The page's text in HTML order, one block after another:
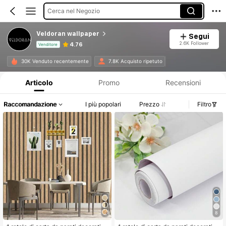
Cerca nel Negozio
Veldoran wallpaper
Venditore 4.76
Segui
2.6K Follower
30K Venduto recentemente 7.8K Acquisto ripetuto
Articolo Promo Recensioni
Raccomandazione I più popolari Prezzo Filtro
8